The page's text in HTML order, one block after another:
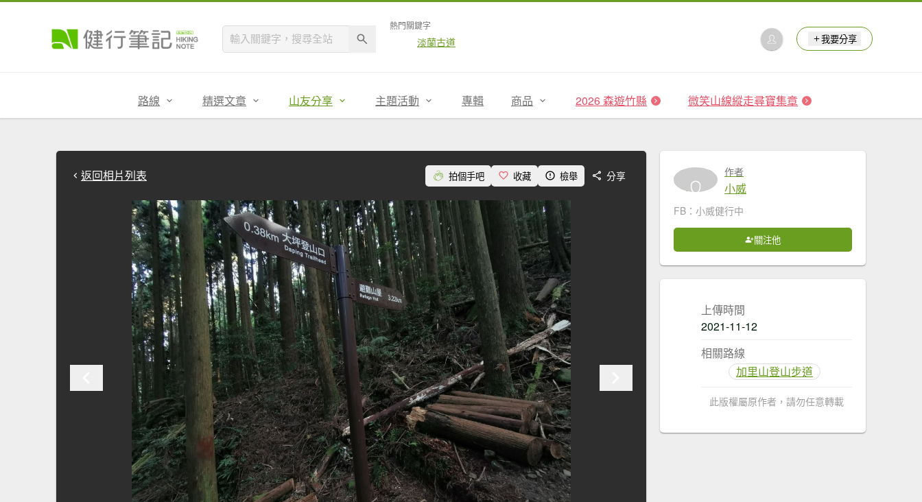
熱門關鍵字
淡蘭古道 我要分享
路線 精選文章 山友分享 主題活動 專輯 商品 2026 森遊竹縣 微笑山線縱走尋寶集章
返回相片列表 拍個手吧 收藏 檢舉 分享 作者
小威
FB：小威健行中
關注他
上傳時間
2021-11-12
相關路線
加里山登山步道
此版權屬原作者，請勿任意轉載